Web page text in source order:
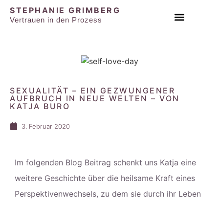
STEPHANIE GRIMBERG
Vertrauen in den Prozess
SEXUALITÄT – EIN GEZWUNGENER
AUFBRUCH IN NEUE WELTEN – VON
KATJA BURO
3. Februar 2020
Im folgenden Blog Beitrag schenkt uns Katja eine
weitere Geschichte über die heilsame Kraft eines
Perspektivenwechsels, zu dem sie durch ihr Leben